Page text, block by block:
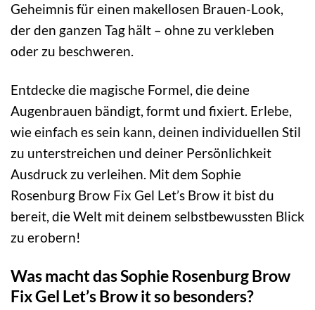
Geheimnis für einen makellosen Brauen-Look,
der den ganzen Tag hält – ohne zu verkleben
oder zu beschweren.
Entdecke die magische Formel, die deine
Augenbrauen bändigt, formt und fixiert. Erlebe,
wie einfach es sein kann, deinen individuellen Stil
zu unterstreichen und deiner Persönlichkeit
Ausdruck zu verleihen. Mit dem Sophie
Rosenburg Brow Fix Gel Let’s Brow it bist du
bereit, die Welt mit deinem selbstbewussten Blick
zu erobern!
Was macht das Sophie Rosenburg Brow
Fix Gel Let’s Brow it so besonders?